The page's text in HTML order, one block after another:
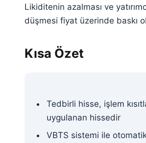
Likiditenin azalması ve
düşmesi fiyat üzerinde baskı
Kısa Özet
Tedbirli hisse, işlem
uygulanan hissedir
VBTS sistemi ile